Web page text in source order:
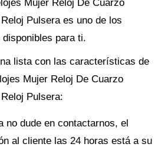
Mujer Reloj De Cuarzo
Pulsera es uno de los
para ti.
lista con las características de
Mujer Reloj De Cuarzo
Pulsera:
no dude en contactarnos, el
al cliente las 24 horas está a su